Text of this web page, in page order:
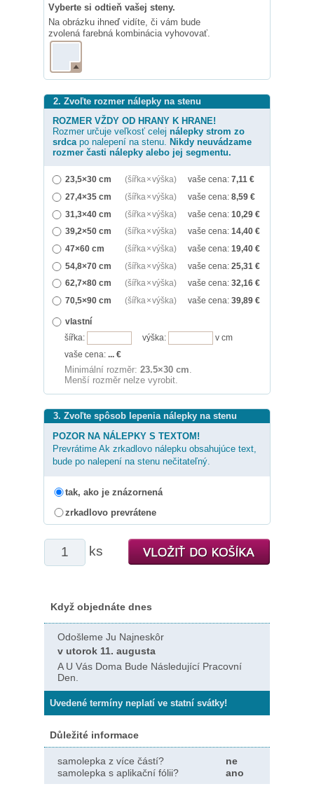
Vyberte si odtieň vašej steny.
Na obrázku ihneď vidíte, či vám bude
zvolená farebná kombinácia vyhovovať.
2. Zvoľte rozmer nálepky na stenu
ROZMER VŽDY OD HRANY K HRANE!
Rozmer určuje veľkosť celej nálepky strom zo
srdcapo nalepení na stenu. Nikdy neuvádzame
rozmer časti nálepky alebo jej segmentu.
23,5×30 cm (šířka × výška) vaše cena: 7,11 €
27,4×35 cm
(šířka × výška) vaše cena: 8,59 €
31,3×40 cm
(šířka × výška) vaše cena: 10,29 €
39,2×50 cm
(šířka × výška) vaše cena: 14,40 €
47×60 cm
(šířka × výška) vaše cena: 19,40 €
54,8×70 cm
(šířka × výška) vaše cena: 25,31 €
62,7×80 cm
(šířka × výška) vaše cena: 32,16 €
70,5×90 cm
(šířka × výška) vaše cena: 39,89 €
vlastní
šířka:
výška:
v cm
vaše cena: ... €
Minimální rozměr: 23.5×30 cm
Menší rozměr nelze vyrobit.
3. Zvoľte spôsob lepenia nálepky na stenu
POZOR NA NÁLEPKY S TEXTOM!
Prevrátime Ak zrkadlovo nálepku obsahujúce text,
bude po nalepení na stenu nečitateľný.
tak, ako je znázornená
zrkadlovo prevrátene
ks
Když objednáte dnes
Odošleme Ju Najneskôr
v utorok 11. augusta
A U Vás Doma Bude Následující Pracovní
Den.
Uvedené termíny neplatí ve statní svátky!
Důležité informace
samolepka z více částí?
ne
samolepka s aplikační fólii?
ano